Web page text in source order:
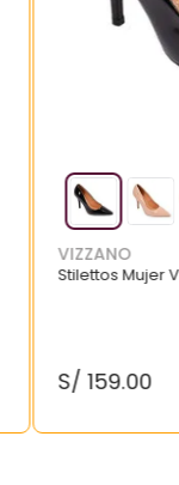
VIZZANO
Stilettos Mujer
S/ 159.00